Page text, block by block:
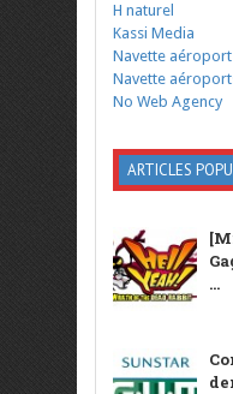
H naturel
Kassi Media
Navette
Navette
No Web Agency
ARTICLES
...